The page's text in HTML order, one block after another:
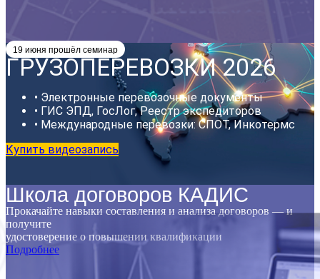
19 июня прошёл семинар
ГРУЗОПЕРЕВОЗКИ 2026
• Электронные перевозочные документы
• ГИС ЭПД, ГосЛог, Реестр экспедиторов
• Международные перевозки: СПОТ, Инкотермс
Купить видеозапись
Школа договоров КАДИС
Прокачайте навыки составления и анализа договоров — и
получите
удостоверение о повышении квалификации
Подробнее